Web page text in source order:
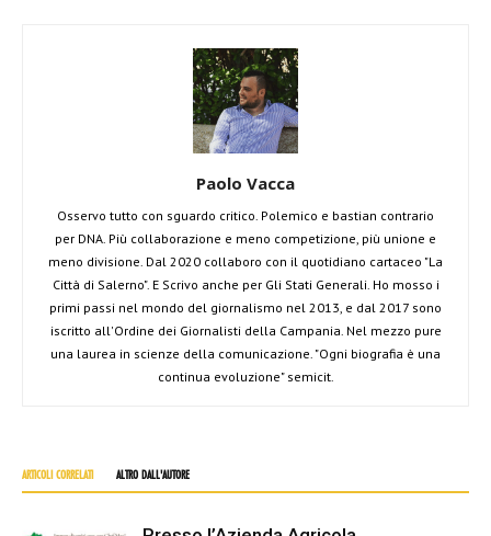
Paolo Vacca
Osservo tutto con sguardo critico. Polemico e bastian contrario
per DNA. Più collaborazione e meno competizione, più unione e
meno divisione. Dal 2020 collaboro con il quotidiano cartaceo "La
Città di Salerno". E Scrivo anche per Gli Stati Generali. Ho mosso i
primi passi nel mondo del giornalismo nel 2013, e dal 2017 sono
iscritto all'Ordine dei Giornalisti della Campania. Nel mezzo pure
una laurea in scienze della comunicazione. "Ogni biografia è una
continua evoluzione" semicit.
ARTICOLI CORRELATI ALTRO DALL'AUTORE